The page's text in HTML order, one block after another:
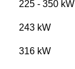
225 - 350 kW
243 kW
316 kW